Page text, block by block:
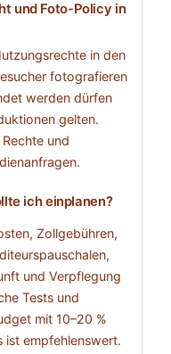
und Foto-Policy in
in den
fotografieren
werden dürfen
gelten.
und
ich einplanen?
Zollgebühren,
und Verpflegung
Tests und
mit 10–20 %
ist empfehlenswert.